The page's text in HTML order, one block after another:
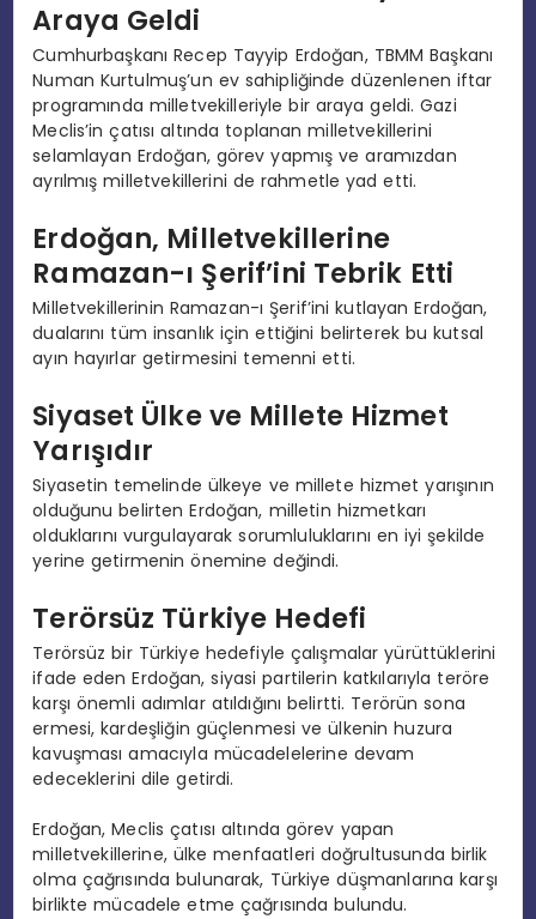
Araya Geldi
Cumhurbaşkanı Recep Tayyip Erdoğan, TBMM Başkanı
Numan Kurtulmuş’un ev sahipliğinde düzenlenen iftar
programında milletvekilleriyle bir araya geldi. Gazi
Meclis’in çatısı altında toplanan milletvekillerini
selamlayan Erdoğan, görev yapmış ve aramızdan
ayrılmış milletvekillerini de rahmetle yad etti.
Erdoğan, Milletvekillerine
Ramazan-ı Şerif’ini Tebrik Etti
Milletvekillerinin Ramazan-ı Şerif’ini kutlayan Erdoğan,
dualarını tüm insanlık için ettiğini belirterek bu kutsal
ayın hayırlar getirmesini temenni etti.
Siyaset Ülke ve Millete Hizmet
Yarışıdır
Siyasetin temelinde ülkeye ve millete hizmet yarışının
olduğunu belirten Erdoğan, milletin hizmetkarı
olduklarını vurgulayarak sorumluluklarını en iyi şekilde
yerine getirmenin önemine değindi.
Terörsüz Türkiye Hedefi
Terörsüz bir Türkiye hedefiyle çalışmalar yürüttüklerini
ifade eden Erdoğan, siyasi partilerin katkılarıyla teröre
karşı önemli adımlar atıldığını belirtti. Terörün sona
ermesi, kardeşliğin güçlenmesi ve ülkenin huzura
kavuşması amacıyla mücadelelerine devam
edeceklerini dile getirdi.
Erdoğan, Meclis çatısı altında görev yapan
milletvekillerine, ülke menfaatleri doğrultusunda birlik
olma çağrısında bulunarak, Türkiye düşmanlarına karşı
birlikte mücadele etme çağrısında bulundu.